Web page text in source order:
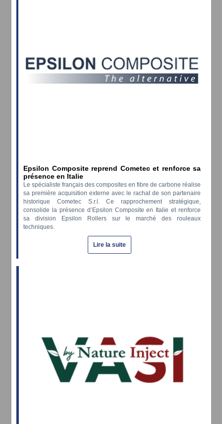
Epsilon Composite reprend Cometec et renforce sa
présence en Italie
Le spécialiste français des composites en fibre de carbone réalise
sa première acquisition externe avec le rachat de son partenaire
historique Cometec S.r.l. Ce rapprochement stratégique,
consolide la présence d’Epsilon Composite en Italie et renforce
sa division Epsilon Rollers sur le marché des rouleaux
techniques.
Lire la suite